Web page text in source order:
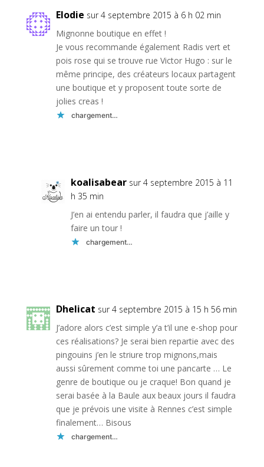
Elodie sur 4 septembre 2015 à 6 h 02 min
Mignonne boutique en effet !
Je vous recommande également Radis vert et
pois rose qui se trouve rue Victor Hugo : sur le
même principe, des créateurs locaux partagent
une boutique et y proposent toute sorte de
jolies creas !
chargement…
koalisabear sur 4 septembre 2015 à 11
h 35 min
J’en ai entendu parler, il faudra que j’aille y
faire un tour !
chargement…
Dhelicat sur 4 septembre 2015 à 15 h 56 min
J’adore alors c’est simple y’a t’il une e-shop pour
ces réalisations? Je serai bien repartie avec des
pingouins j’en le striure trop mignons,mais
aussi sûrement comme toi une pancarte … Le
genre de boutique ou je craque! Bon quand je
serai basée à la Baule aux beaux jours il faudra
que je prévois une visite à Rennes c’est simple
finalement… Bisous
chargement…